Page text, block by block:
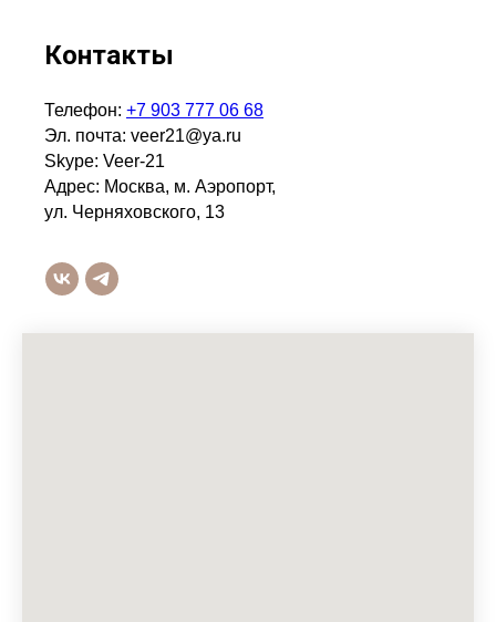
Контакты
Телефон: +7 903 777 06 68
Эл. почта: veer21@ya.ru
Skype: Veer-21
Адрес: Москва, м. Аэропорт,
ул. Черняховского, 13